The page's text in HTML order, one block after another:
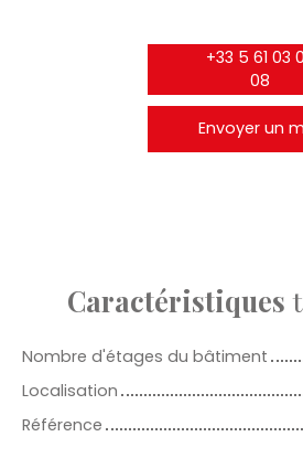
+33 5 61 03
08
Envoyer un
Caractéristiques
Nombre d'étages du bâtiment
Localisation
Référence